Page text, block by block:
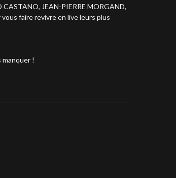
JEAN-PIERRE MORGAND,
faire revivre en live leurs plus
manquer !